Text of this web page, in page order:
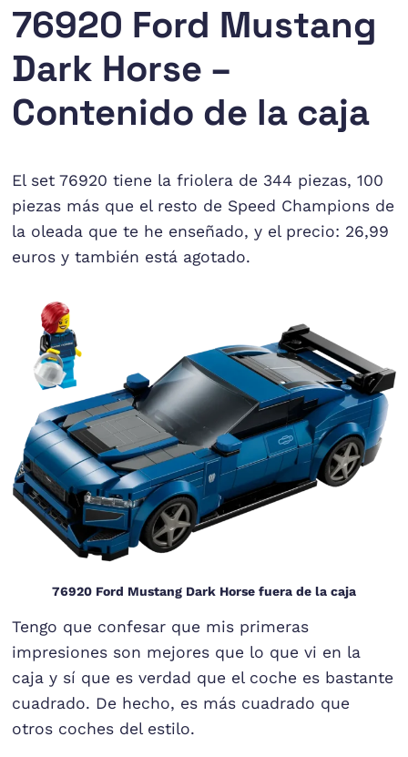
76920 Ford Mustang
Dark Horse –
Contenido de la caja
El set 76920 tiene la friolera de 344 piezas, 100
piezas más que el resto de Speed Champions de
la oleada que te he enseñado, y el precio: 26,99
euros y también está agotado.
76920 Ford Mustang Dark Horse fuera de la caja
Tengo que confesar que mis primeras
impresiones son mejores que lo que vi en la
caja y sí que es verdad que el coche es bastante
cuadrado. De hecho, es más cuadrado que
otros coches del estilo.